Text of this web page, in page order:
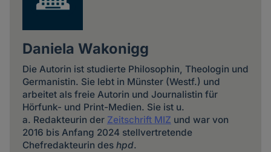
Daniela Wakonigg
Die Autorin ist studierte Philosophin, Theologin und
Germanistin. Sie lebt in Münster (Westf.) und
arbeitet als freie Autorin und Journalistin für
Hörfunk- und Print-Medien. Sie ist u.
a. Redakteurin der Zeitschrift MIZ und war von
2016 bis Anfang 2024 stellvertretende
Chefredakteurin des hpd.